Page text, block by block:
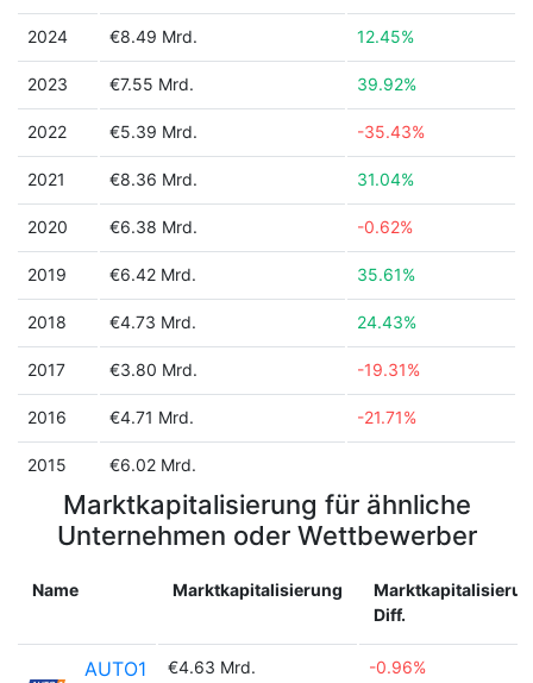
2024 €8.49 Mrd. 12.45%
2023 €7.55 Mrd. 39.92%
2022 €5.39 Mrd. -35.43%
2021 €8.36 Mrd. 31.04%
2020 €6.38 Mrd. -0.62%
2019 €6.42 Mrd. 35.61%
2018 €4.73 Mrd. 24.43%
2017 €3.80 Mrd. -19.31%
2016 €4.71 Mrd. -21.71%
2015 €6.02 Mrd.
Marktkapitalisierung für ähnliche
Unternehmen oder Wettbewerber
Name Marktkapitalisierung
Diff.
AUTO1 €4.63 Mrd. -0.96%